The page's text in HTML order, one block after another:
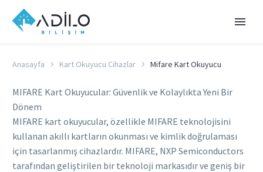
Anasayfa Kart Okuyucu Cihazlar Mifare Kart Okuyucu
MIFARE Kart Okuyucular: Güvenlik ve Kolaylıkta Yeni Bir
Dönem
MIFARE kart okuyucular, özellikle MIFARE teknolojisini
kullanan akıllı kartların okunması ve kimlik doğrulaması
için tasarlanmış cihazlardır. MIFARE, NXP Semiconductors
tarafından geliştirilen bir teknoloji markasıdır ve geniş bir